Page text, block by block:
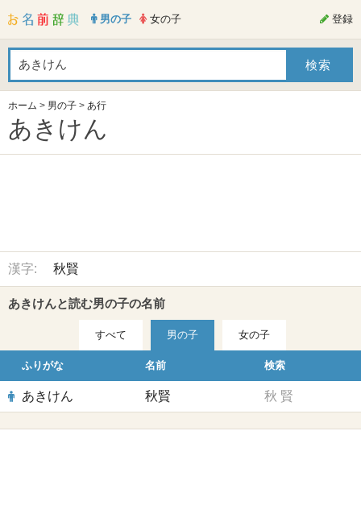
男の子 女の子 登録
ホーム > 男の子 > あ行
あきけん
漢字: 秋賢
あきけんと読む男の子の名前
すべて 男の子 女の子
ふりがな 名前 検索
あきけん 秋賢 秋 賢